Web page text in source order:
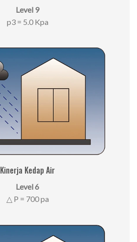
Level 9
p3 = 5.0 Kpa
Kinerja Kedap Air
Level 6
△ P = 700 pa